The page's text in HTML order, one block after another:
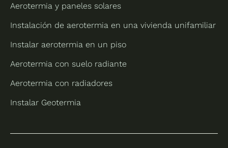
Aerotermia y paneles solares
Instalación de aerotermia en una vivienda unifamiliar
Instalar aerotermia en un piso
Aerotermia con suelo radiante
Aerotermia con radiadores
Instalar Geotermia